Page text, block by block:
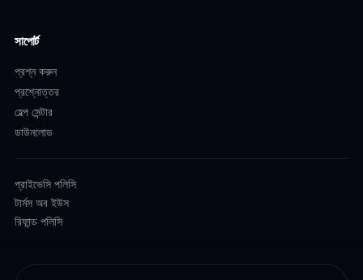
সাপোর্ট
প্রশ্ন করুন
প্রশ্নোত্তর
হেল্প সেন্টার
ডাউনলোড
প্রাইভেসি পলিসি
টার্মস অব ইউস
রিফান্ড পলিসি